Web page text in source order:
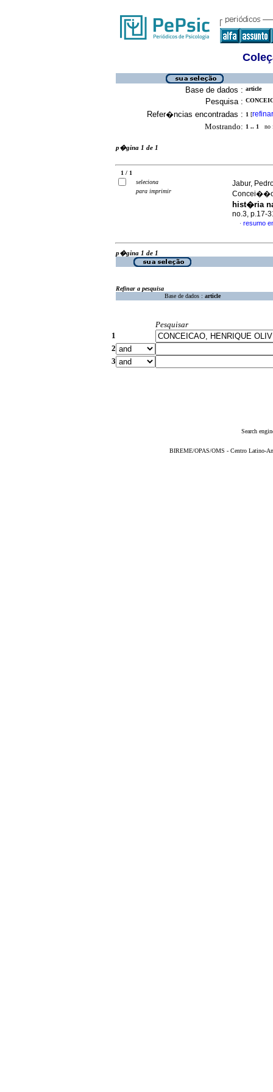
Base de dados : article
Pesquisa :
Refer�ncias encontradas : 1 [refinar
Mostrando: 1 .. 1 no
p�gina 1 de 1
1 / 1
seleciona
para imprimir
Jabur,
hist�ria
no.3, p.17-
· resumo
p�gina 1 de 1
Refinar a pesquisa
Base de dados : article
Pesquisar
1
2
3
Search
BIREME/OPAS/OMS - Centro Latino-